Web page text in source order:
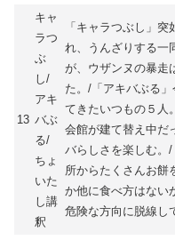
13
キャ
ラつ
ぶ
し/
アキ
バぶ
る/
ちょ
いた
し講
釈
「キャラつぶし」
れ、うんざりする一
が、ウザンヌの暴走
た。/「アキバぶる
てきたいつもの５人
会館が建て替え中だ
バらしさを楽しむ。
所からたくさんお餅
か他に食べ方はない
危険な方向に脱線し